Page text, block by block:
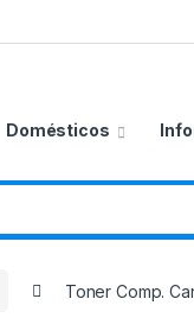
Domésticos
Toner Comp.